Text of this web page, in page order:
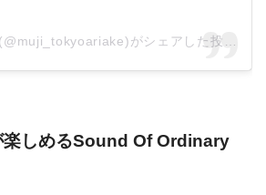
無印良品 東京有明(@muji_tokyoariake)がシェアした投稿
楽しめるSound Of Ordinary